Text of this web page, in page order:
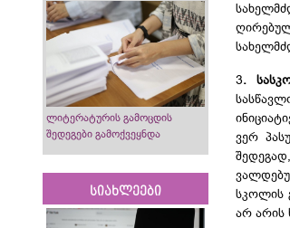
ლიტერატურის გამოცდის
შედეგები გამოქვეყნდა
სიახლეები
3.
ვერ
სკოლის
არ არის